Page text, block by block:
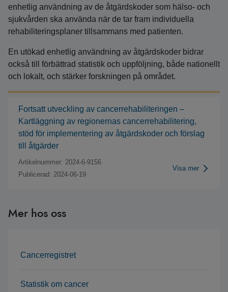
enhetlig användning av de åtgärdskoder som hälso- och
sjukvården ska använda när de tar fram individuella
rehabiliteringsplaner tillsammans med patienten.
En utökad enhetlig användning av åtgärdskoder bidrar
också till förbättrad statistik och uppföljning, både nationellt
och lokalt, och stärker forskningen på området.
Fortsatt utveckling av cancerrehabiliteringen –
Kartläggning av regionernas cancerrehabilitering,
stöd för implementering av åtgärdskoder och förslag
till åtgärder
Artikelnummer: 2024-6-9156
Publicerad: 2024-06-19
Visa mer
Mer hos oss
Cancerregistret
Statistik om cancer